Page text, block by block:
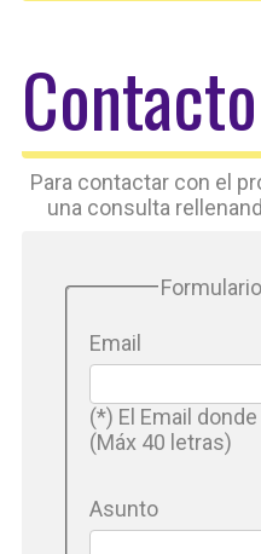
Contacto
Para contactar con el
una consulta
Email
(*) El Email
(Máx 40 letras)
Asunto